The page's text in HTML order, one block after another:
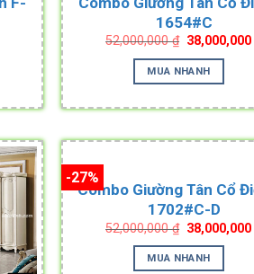
33,500,000 ₫.
1654#C
52,000,000₫ Original
was:
52,000,000 ₫.
MUA NHANH
-27%
Combo Giường Tân Cổ
1702#C-D
52,000,000₫ Original
price
was:
52,000,000 ₫.
MUA NHANH